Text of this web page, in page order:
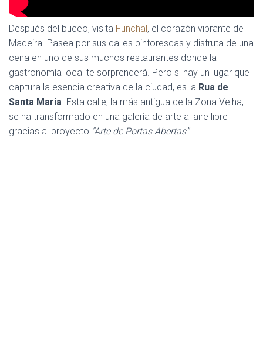
Después del buceo, visita Funchal, el corazón vibrante de
Madeira. Pasea por sus calles pintorescas y disfruta de una
cena en uno de sus muchos restaurantes donde la
gastronomía local te sorprenderá. Pero si hay un lugar que
captura la esencia creativa de la ciudad, es la Rua de
Santa Maria. Esta calle, la más antigua de la Zona Velha,
se ha transformado en una galería de arte al aire libre
gracias al proyecto “Arte de Portas Abertas”.